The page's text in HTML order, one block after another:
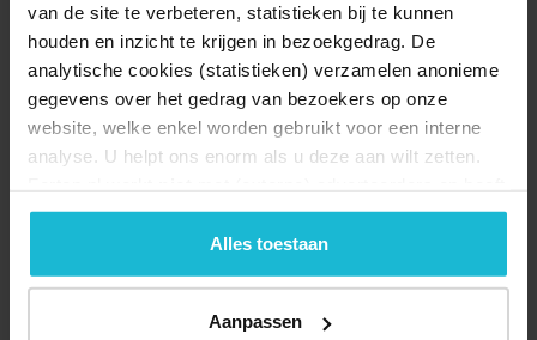
van de site te verbeteren, statistieken bij te kunnen
houden en inzicht te krijgen in bezoekgedrag. De
analytische cookies (statistieken) verzamelen anonieme
gegevens over het gedrag van bezoekers op onze
website, welke enkel worden gebruikt voor een interne
analyse. U helpt ons enorm als u deze aan wilt zetten.
geen commerciële doelstelling. U kunt deze cookies via
de knoppen accepteren, beheren of weigeren.
Alles toestaan
Aanpassen
natuurgebied Sleeuwijkerwaard.
Hoekeinde 50 4254 LP Sleeuwijk
Toon locatie